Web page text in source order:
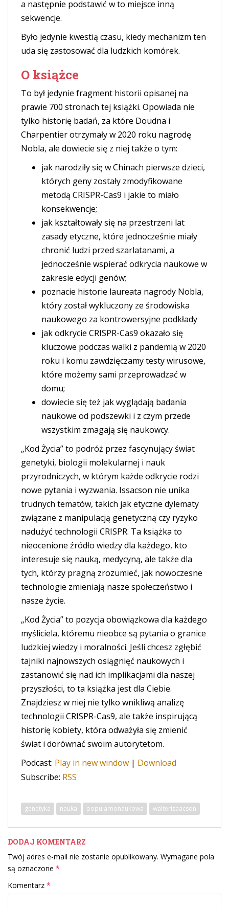
a następnie podstawić w to miejsce inną
sekwencje.
Było jedynie kwestią czasu, kiedy mechanizm ten
uda się zastosować dla ludzkich komórek.
O książce
To był jedynie fragment historii opisanej na
prawie 700 stronach tej książki. Opowiada nie
tylko historię badań, za które Doudna i
Charpentier otrzymały w 2020 roku nagrodę
Nobla, ale dowiecie się z niej także o tym:
jak narodziły się w Chinach pierwsze dzieci,
których geny zostały zmodyfikowane
metodą CRISPR-Cas9 i jakie to miało
konsekwencje;
jak kształtowały się na przestrzeni lat
zasady etyczne, które jednocześnie miały
chronić ludzi przed szarlatanami, a
jednocześnie wspierać odkrycia naukowe w
zakresie edycji genów;
poznacie historie laureata nagrody Nobla,
który został wykluczony ze środowiska
naukowego za kontrowersyjne podkłady
jak odkrycie CRISPR-Cas9 okazało się
kluczowe podczas walki z pandemią w 2020
roku i komu zawdzięczamy testy wirusowe,
które możemy sami przeprowadzać w
domu;
dowiecie się też jak wyglądają badania
naukowe od podszewki i z czym przede
wszystkim zmagają się naukowcy.
„Kod Życia” to podróż przez fascynujący świat
genetyki, biologii molekularnej i nauk
przyrodniczych, w którym każde odkrycie rodzi
nowe pytania i wyzwania. Issacson nie unika
trudnych tematów, takich jak etyczne dylematy
związane z manipulacją genetyczną czy ryzyko
nadużyć technologii CRISPR. Ta książka to
nieocenione źródło wiedzy dla każdego, kto
interesuje się nauką, medycyną, ale także dla
tych, którzy pragną zrozumieć, jak nowoczesne
technologie zmieniają nasze społeczeństwo i
nasze życie.
„Kod Życia” to pozycja obowiązkowa dla każdego
myśliciela, któremu nieobce są pytania o granice
ludzkiej wiedzy i moralności. Jeśli chcesz zgłębić
tajniki najnowszych osiągnięć naukowych i
zastanowić się nad ich implikacjami dla naszej
przyszłości, to ta książka jest dla Ciebie.
Znajdziesz w niej nie tylko wnikliwą analizę
technologii CRISPR-Cas9, ale także inspirującą
historię kobiety, która odważyła się zmienić
świat i dorównać swoim autorytetom.
Podcast: Play in new window | Download
Subscribe: RSS
genetyka nauka popularnonaukowa walterisaacson
DODAJ KOMENTARZ
Twój adres e-mail nie zostanie opublikowany. Wymagane pola
są oznaczone *
Komentarz *